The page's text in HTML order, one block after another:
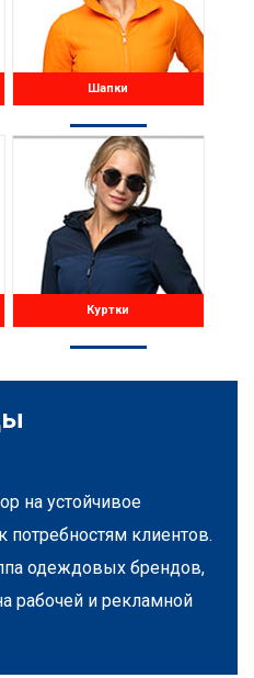
Шапки
Куртки
на устойчивое
потребностям клиентов.
одеждовых брендов,
рабочей и рекламной